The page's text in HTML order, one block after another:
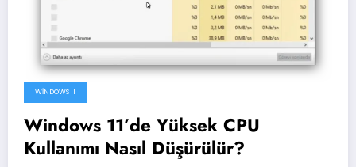
WINDOWS 11
Windows 11’de Yüksek CPU
Kullanımı Nasıl Düşürülür?